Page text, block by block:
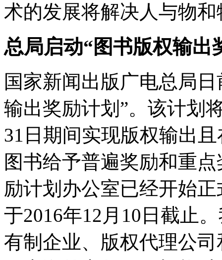
术的发展将解决人与物
总局启动“图书版权输出
国家新闻出版广电总局
输出奖励计划”。该计划
31日期间实现版权输出
图书给予普遍奖励和重
励计划办公室已经开始
于2016年12月10日截止
有制企业、版权代理公